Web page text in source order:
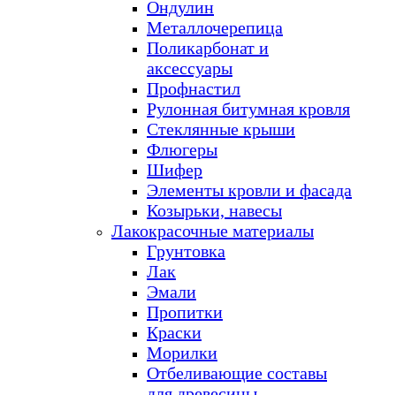
Ондулин
Металлочерепица
Поликарбонат и
аксессуары
Профнастил
Рулонная битумная кровля
Стеклянные крыши
Флюгеры
Шифер
Элементы кровли и фасада
Козырьки, навесы
Лакокрасочные материалы
Грунтовка
Лак
Эмали
Пропитки
Краски
Морилки
Отбеливающие составы